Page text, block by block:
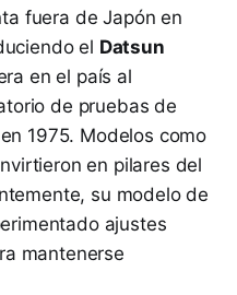
fuera de Japón en
el Datsun
en el país al
de pruebas de
1975. Modelos como
en pilares del
su modelo de
ajustes
mantenerse